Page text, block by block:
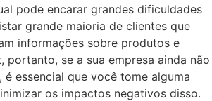
pode encarar grandes dificuldades
grande maioria de clientes que
informações sobre produtos e
portanto, se a sua empresa ainda não
essencial que você tome alguma
os impactos negativos disso.